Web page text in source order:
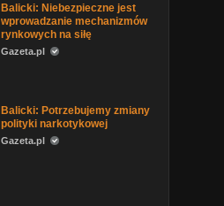
Balicki: Niebezpieczne jest
wprowadzanie mechanizmów
rynkowych na siłę
Gazeta.pl
Balicki: Potrzebujemy zmiany
polityki narkotykowej
Gazeta.pl